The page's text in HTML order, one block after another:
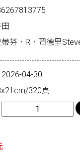
芬．R．岡德里
04-30
320頁